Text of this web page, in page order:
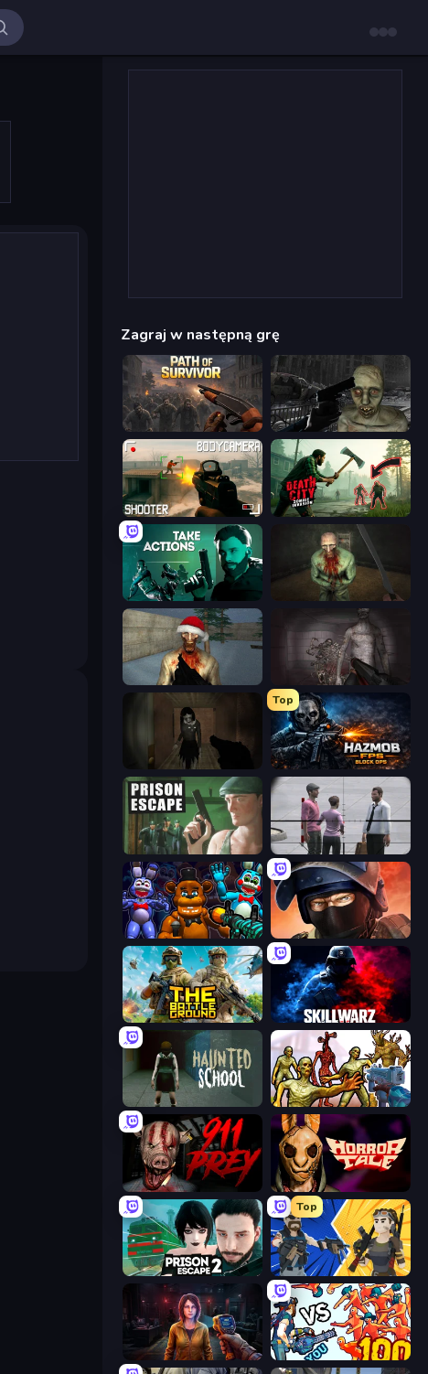
Zagraj w następną grę
Path of Survivor C-Virus Game: Outbreak
BodyCamera Shooter Death City Zombie Invasion
Take Actions Shoot Your Nightmare: The Beginning
Top
Hazmob FPS: Online Shooter
Prison Escape
FNaF Shooter Bullet Force
The Battleground SkillWarz
Haunted School Monster Shooter Apocalypse
911: Prey Horror Tale
Prison Escape 2
Top
BuildNow GG
Survival Zone Zombie Outbreak Horde Killer: You vs 100